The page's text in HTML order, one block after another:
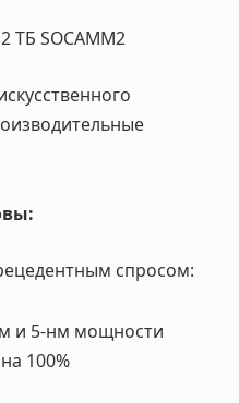
ТБ SOCAMM2
спросом:
и 5-нм мощности
100%